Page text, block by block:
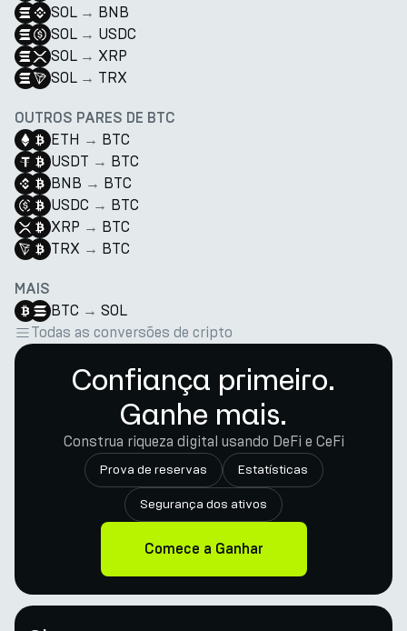
SOL → BNB
SOL → USDC
SOL → XRP
SOL → TRX
OUTROS PARES DE BTC
ETH → BTC
USDT → BTC
BNB → BTC
USDC → BTC
XRP → BTC
TRX → BTC
MAIS
BTC → SOL
Todas as conversões de cripto
Confiança primeiro.
Ganhe mais.
Construa riqueza digital usando DeFi e CeFi
Prova de reservas Estatísticas
Segurança dos ativos
Comece a Ganhar